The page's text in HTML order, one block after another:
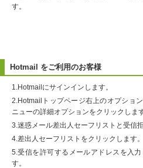
す。
Hotmail をご利用のお客様
1.Hotmailにサインインします。
2.Hotmailトップページ右上のオプショ
ニューの詳細オプションをクリックします
3.迷惑メール差出人セーフリストと受信
4.差出人セーフリストをクリックします。
5.受信を許可するメールアドレスを入
す。